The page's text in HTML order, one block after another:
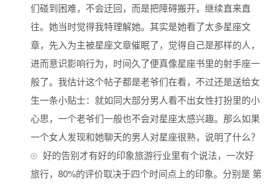
们碰到困难，不会迂回，而是把障碍搬开，继续直来直
往。她当时觉得我特理解她。其实是她看了太多星座文
章，先入为主被星座文章催眠了，觉得自己是那样的人，
进而意识影响行为，时间久了便真像星座书里的射手座一
般了。我估计这个帖子都是老爷们在看，不过还是送给女
生一条小贴士：就如同大部分男人看不出女性打扮里的小
心思，一个老爷们一般也不会对星座太感兴趣。那么如果
一个女人发现和她聊天的男人对星座很熟，说明了什么？
好的告别才有好的印象旅游行业里有个说法，一次好
旅行，80%的评价取决于四个时间点上的印象。分别是 第